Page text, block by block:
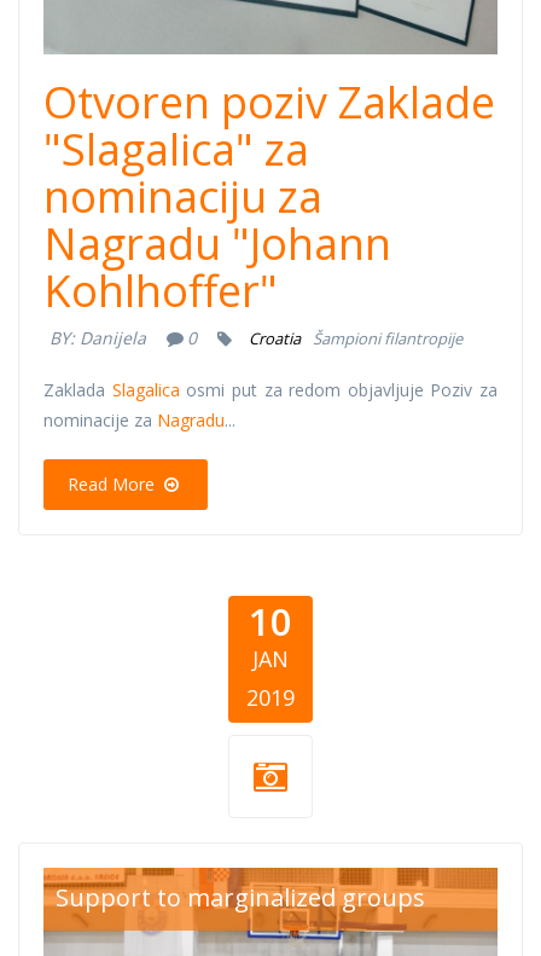
Otvoren poziv Zaklade
"Slagalica" za
nominaciju za
Nagradu "Johann
Kohlhoffer"
BY: Danijela 0 Croatia Šampioni filantropije
Zaklada Slagalica osmi put za redom objavljuje Poziv za
nominacije za Nagradu...
Read More
10
JAN
2019
charity football
Support to marginalized groups